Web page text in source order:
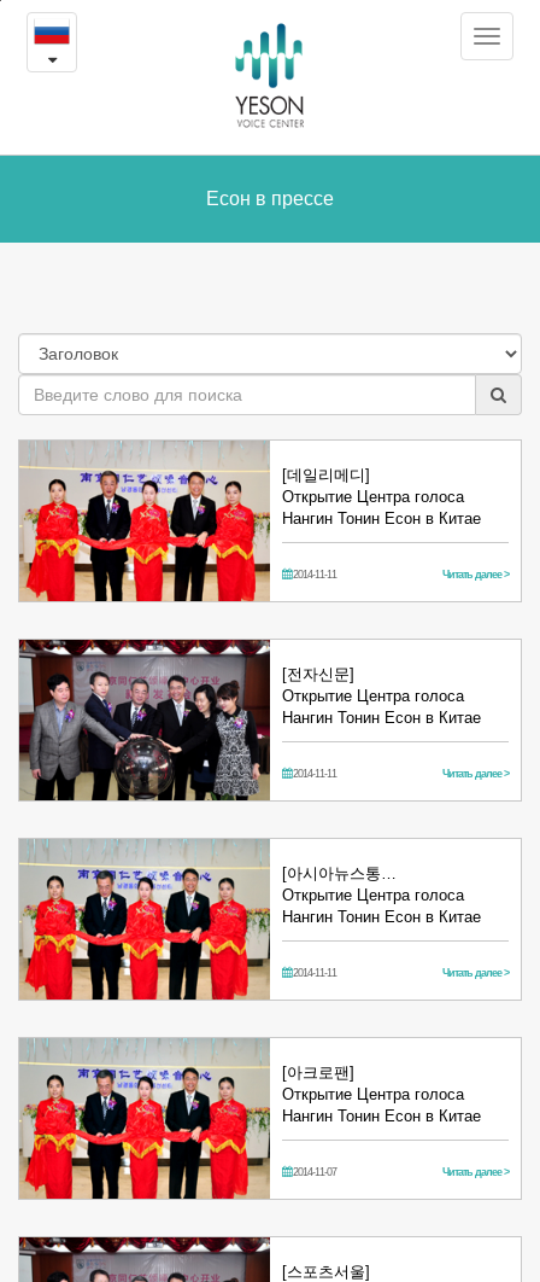
Есон
Toggle
Есон в прессе
[데일리메디]
Открытие Центра голоса
Нангин Тонин Есон в Китае
2014-11-11 Читать далее >
[전자신문]
Открытие Центра голоса
Нангин Тонин Есон в Китае
2014-11-11 Читать далее >
[아시아뉴스통…
Открытие Центра голоса
Нангин Тонин Есон в Китае
2014-11-11 Читать далее >
[아크로팬]
Открытие Центра голоса
Нангин Тонин Есон в Китае
2014-11-07 Читать далее >
[스포츠서울]